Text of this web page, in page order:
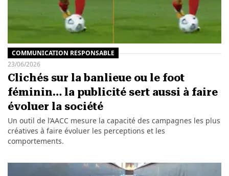
COMMUNICATION RESPONSABLE
23/06/2026
Clichés sur la banlieue ou le foot
féminin… la publicité sert aussi à faire
évoluer la société
Un outil de l’AACC mesure la capacité des campagnes les plus
créatives à faire évoluer les perceptions et les
comportements.